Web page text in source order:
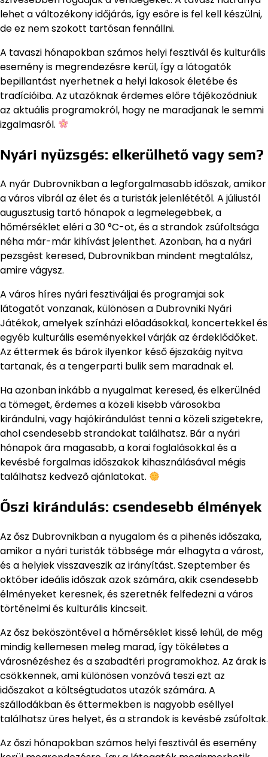
lehet a változékony időjárás, így esőre is fel kell készülni,
de ez nem szokott tartósan fennállni.
A tavaszi hónapokban számos helyi fesztivál és kulturális
esemény is megrendezésre kerül, így a látogatók
bepillantást nyerhetnek a helyi lakosok életébe és
tradícióiba. Az utazóknak érdemes előre tájékozódniuk
az aktuális programokról, hogy ne maradjanak le semmi
izgalmasról.
Nyári nyüzsgés: elkerülhető vagy sem?
A nyár Dubrovnikban a legforgalmasabb időszak, amikor
a város vibrál az élet és a turisták jelenlététől. A júliustól
augusztusig tartó hónapok a legmelegebbek, a
hőmérséklet eléri a 30 °C-ot, és a strandok zsúfoltsága
néha már-már kihívást jelenthet. Azonban, ha a nyári
pezsgést keresed, Dubrovnikban mindent megtalálsz,
amire vágysz.
A város híres nyári fesztiváljai és programjai sok
látogatót vonzanak, különösen a Dubrovniki Nyári
Játékok, amelyek színházi előadásokkal, koncertekkel és
egyéb kulturális eseményekkel várják az érdeklődőket.
Az éttermek és bárok ilyenkor késő éjszakáig nyitva
tartanak, és a tengerparti bulik sem maradnak el.
Ha azonban inkább a nyugalmat keresed, és elkerülnéd
a tömeget, érdemes a közeli kisebb városokba
kirándulni, vagy hajókirándulást tenni a közeli szigetekre,
ahol csendesebb strandokat találhatsz. Bár a nyári
hónapok ára magasabb, a korai foglalásokkal és a
kevésbé forgalmas időszakok kihasználásával mégis
találhatsz kedvező ajánlatokat.
Őszi kirándulás: csendesebb élmények
Az ősz Dubrovnikban a nyugalom és a pihenés időszaka,
amikor a nyári turisták többsége már elhagyta a várost,
és a helyiek visszaveszik az irányítást. Szeptember és
október ideális időszak azok számára, akik csendesebb
élményeket keresnek, és szeretnék felfedezni a város
történelmi és kulturális kincseit.
Az ősz beköszöntével a hőmérséklet kissé lehűl, de még
mindig kellemesen meleg marad, így tökéletes a
városnézéshez és a szabadtéri programokhoz. Az árak is
csökkennek, ami különösen vonzóvá teszi ezt az
időszakot a költségtudatos utazók számára. A
szállodákban és éttermekben is nagyobb eséllyel
találhatsz üres helyet, és a strandok is kevésbé zsúfoltak.
Az őszi hónapokban számos helyi fesztivál és esemény